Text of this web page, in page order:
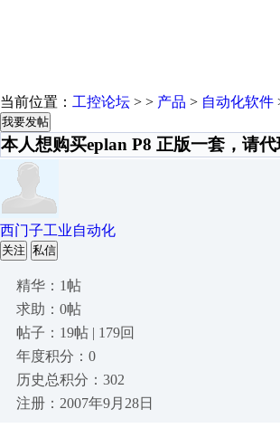
当前位置： 工控论坛 > > 产品 > 自动化软件
我要发帖
本人想购买eplan P8 正版一套，请
西门子工业自动化
关注 私信
精华：1帖
求助：0帖
帖子：19帖 | 179回
年度积分：0
历史总积分：302
注册：2007年9月28日